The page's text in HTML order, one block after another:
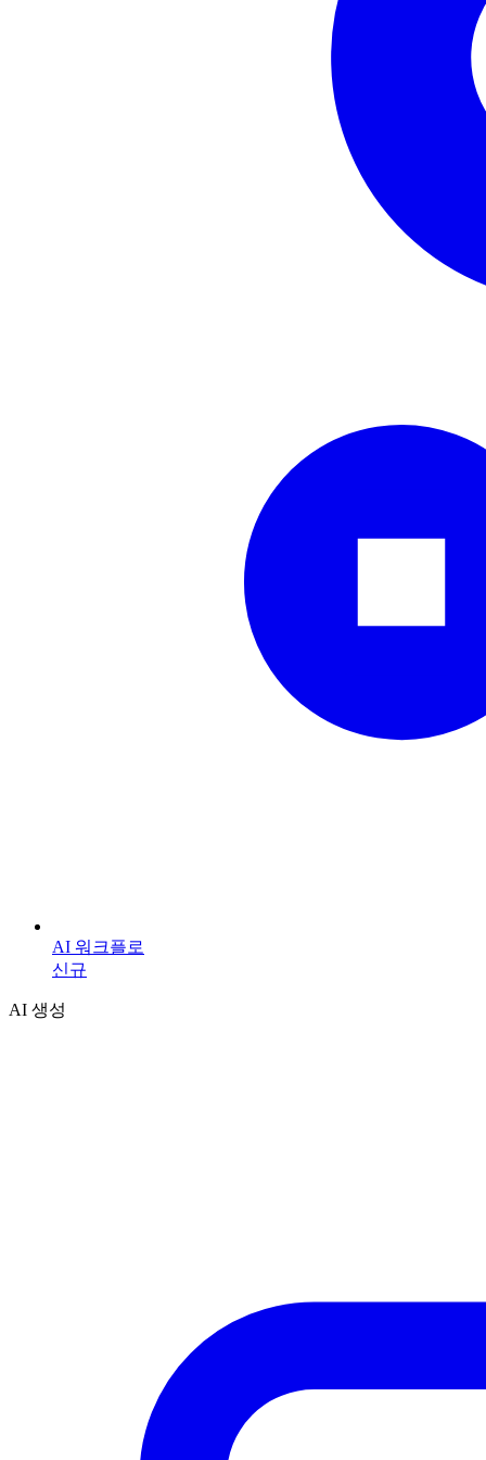
AI 워크플로
신규
AI 생성